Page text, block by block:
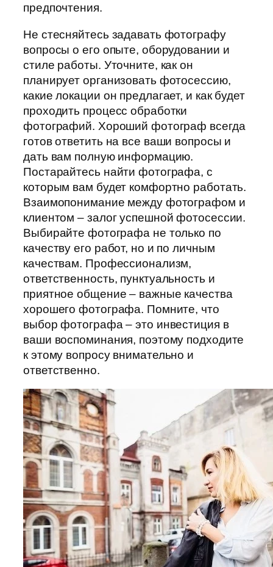
предпочтения.
Не стесняйтесь задавать фотографу
вопросы о его опыте, оборудовании и
стиле работы. Уточните, как он
планирует организовать фотосессию,
какие локации он предлагает, и как будет
проходить процесс обработки
фотографий. Хороший фотограф всегда
готов ответить на все ваши вопросы и
дать вам полную информацию.
Постарайтесь найти фотографа, с
которым вам будет комфортно работать.
Взаимопонимание между фотографом и
клиентом – залог успешной фотосессии.
Выбирайте фотографа не только по
качеству его работ, но и по личным
качествам. Профессионализм,
ответственность, пунктуальность и
приятное общение – важные качества
хорошего фотографа. Помните, что
выбор фотографа – это инвестиция в
ваши воспоминания, поэтому подходите
к этому вопросу внимательно и
ответственно.